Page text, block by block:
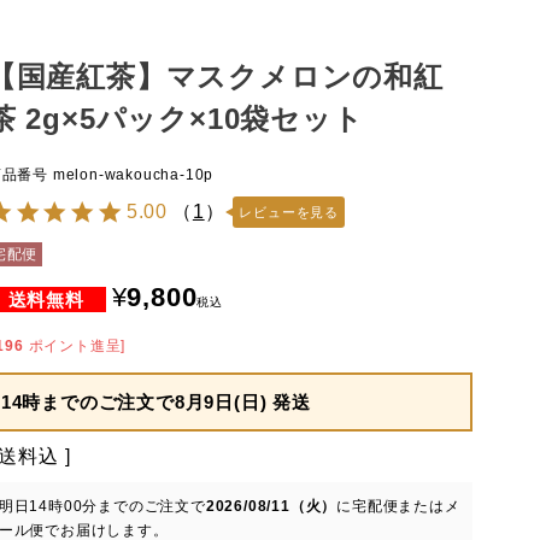
国産紅茶】マスクメロンの和紅
2g×5パック×10袋セット
番号 melon-wakoucha-10p
5.00 （ 1） レビューを見る
配便
¥9,800税込
ポイント進呈]
14時までのご注文で8月9日(日) 発送
料込
日 14時00分 までのご注文で2026/08/11（火） に宅配便またはメ
ル便でお届けします。